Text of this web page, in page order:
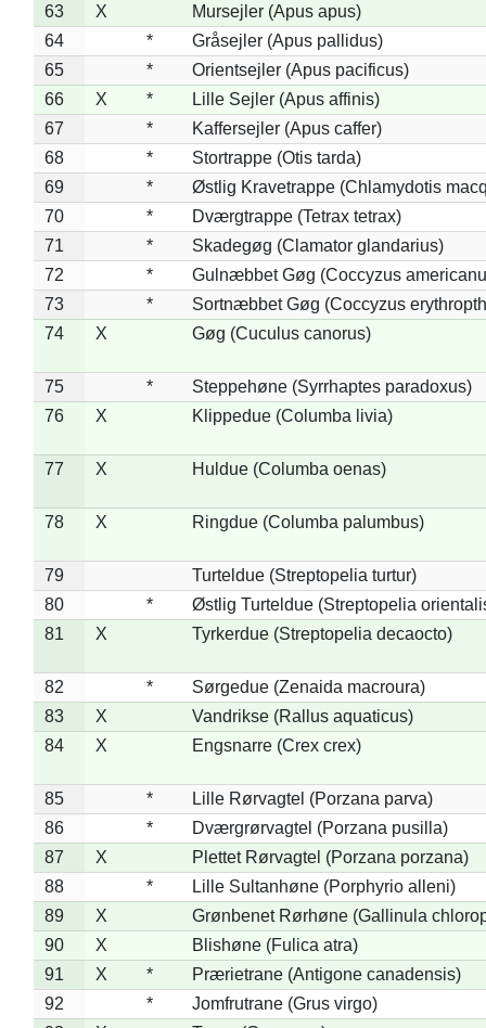
63
X
Mursejler (Apus apus)
64
*
Gråsejler (Apus pallidus)
65
*
Orientsejler (Apus pacificus)
66
X *
Lille Sejler (Apus affinis)
67
*
Kaffersejler (Apus caffer)
68
*
Stortrappe (Otis tarda)
69
*
Østlig Kravetrappe (Chlamydotis
70
*
Dværgtrappe (Tetrax tetrax)
71
*
Skadegøg (Clamator glandarius)
72
*
Gulnæbbet Gøg (Coccyzus
73
*
Sortnæbbet Gøg (Coccyzus
74
X Gøg (Cuculus canorus)
75 *
Steppehøne (Syrrhaptes paradoxus)
76
X Klippedue (Columba livia)
77 X Huldue (Columba oenas)
78 X Ringdue (Columba palumbus)
79
Turteldue (Streptopelia turtur)
80
*
Østlig Turteldue (Streptopelia
81
X Tyrkerdue (Streptopelia decaocto)
82 *
Sørgedue (Zenaida macroura)
83
X
Vandrikse (Rallus aquaticus)
84
X Engsnarre (Crex crex)
85 *
Lille Rørvagtel (Porzana parva)
86
*
Dværgrørvagtel (Porzana pusilla)
87
X
Plettet Rørvagtel (Porzana porzana)
88
*
Lille Sultanhøne (Porphyrio alleni)
89
X
Grønbenet Rørhøne (Gallinula
90
X
Blishøne (Fulica atra)
91
X *
Prærietrane (Antigone canadensis)
92
*
Jomfrutrane (Grus virgo)